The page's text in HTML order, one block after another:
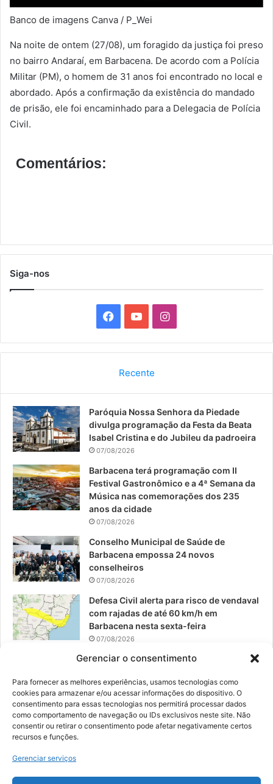
Gerenciar o consentimento
Para fornecer as melhores experiências, usamos tecnologias como
cookies para armazenar e/ou acessar informações do dispositivo. O
consentimento para essas tecnologias nos permitirá processar dados
como comportamento de navegação ou IDs exclusivos neste site. Não
consentir ou retirar o consentimento pode afetar negativamente certos
recursos e funções.
Gerenciar serviços
Banco de imagens Canva / P_Wei
Na noite de ontem (27/08), um foragido da justiça foi preso
no bairro Andaraí, em Barbacena. De acordo com a Polícia
Militar (PM), o homem de 31 anos foi encontrado no local e
abordado. Após a confirmação da existência do mandado
de prisão, ele foi encaminhado para a Delegacia de Polícia
Civil.
Comentários:
Siga-nos
a
b
o
k
o
u
b
I
n
a
g
a
Recente
Paróquia Nossa Senhora da Piedade
divulga programação da Festa da Beata
Isabel Cristina e do Jubileu da padroeira
07/08/2026
Barbacena terá programação com II
Festival Gastronômico e a 4ª Semana da
Música nas comemorações dos 235
anos da cidade
07/08/2026
Conselho Municipal de Saúde de
Barbacena empossa 24 novos
conselheiros
07/08/2026
Defesa Civil alerta para risco de vendaval
com rajadas de até 60 km/h em
Barbacena nesta sexta-feira
07/08/2026
EPCAR tem a melhor nota do IDEB no
06/08/2026
© 2026, Todos os direitos reservados | Desenvolvido por:
Digital Business| Hospedado por:NP Publicidade